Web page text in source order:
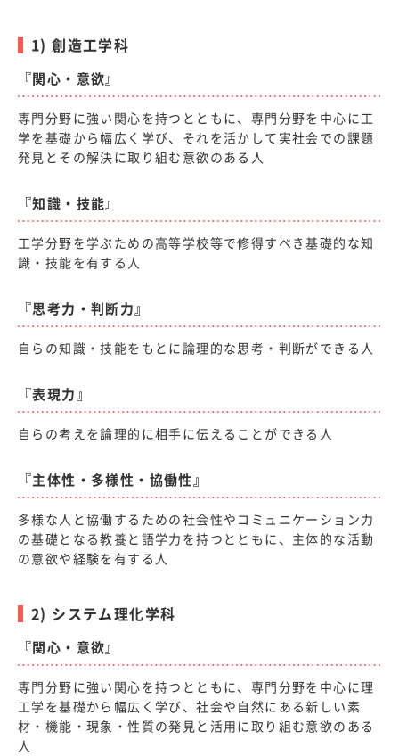
1) 創造工学科
『関心・意欲』
専門分野に強い関心を持つとともに、専門分野を中心に工
学を基礎から幅広く学び、それを活かして実社会での課題
発見とその解決に取り組む意欲のある人
『知識・技能』
工学分野を学ぶための高等学校等で修得すべき基礎的な知
識・技能を有する人
『思考力・判断力』
自らの知識・技能をもとに論理的な思考・判断ができる人
『表現力』
自らの考えを論理的に相手に伝えることができる人
『主体性・多様性・協働性』
多様な人と協働するための社会性やコミュニケーション力
の基礎となる教養と語学力を持つとともに、主体的な活動
の意欲や経験を有する人
2) システム理化学科
『関心・意欲』
専門分野に強い関心を持つとともに、専門分野を中心に理
工学を基礎から幅広く学び、社会や自然にある新しい素
材・機能・現象・性質の発見と活用に取り組む意欲のある
人